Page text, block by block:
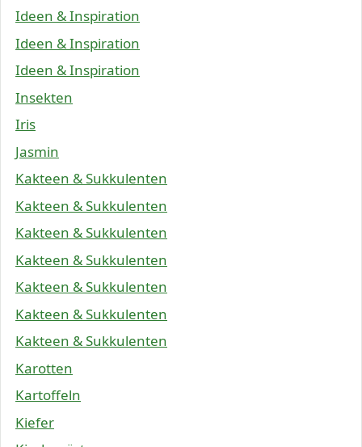
Ideen & Inspiration
Ideen & Inspiration
Ideen & Inspiration
Insekten
Iris
Jasmin
Kakteen & Sukkulenten
Kakteen & Sukkulenten
Kakteen & Sukkulenten
Kakteen & Sukkulenten
Kakteen & Sukkulenten
Kakteen & Sukkulenten
Kakteen & Sukkulenten
Karotten
Kartoffeln
Kiefer